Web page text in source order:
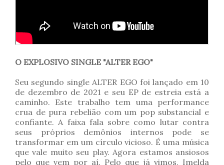
O EXPLOSIVO SINGLE "ALTER EGO"
Seu segundo single ALTER EGO foi lançado em 10
de dezembro de 2021 e seu EP de estreia está a
caminho. Este trabalho tem uma performance
crua de pura rebelião com um pop substancial e
confiante. A faixa fala sobre como lutar contra
seus próprios demônios internos pode se
transformar em um círculo vicioso. É uma música
que vale muito seu play. Agora estamos ansiosos
pelo que vem por aí. Pelo que já vimos, Imelda